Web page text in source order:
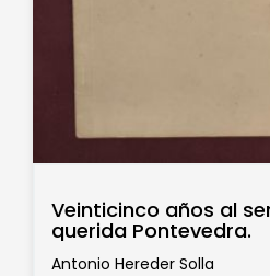
Veinticinco años al
querida Pontevedra.
Antonio Hereder Solla